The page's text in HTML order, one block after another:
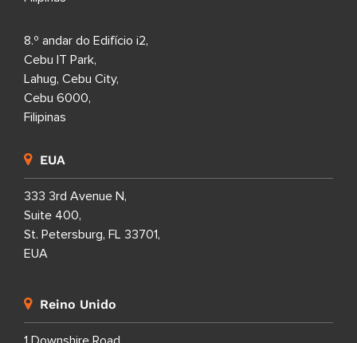
8.º andar do Edifício i2,
Cebu IT Park,
Lahug, Cebu City,
Cebu 6000,
Filipinas
EUA
333 3rd Avenue N,
Suite 400,
St. Petersburg, FL 33701,
EUA
Reino Unido